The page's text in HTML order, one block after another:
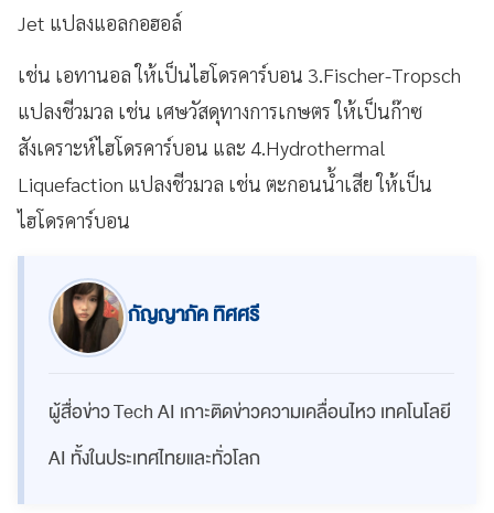
Jet แปลงแอลกอฮอล์
เช่น เอทานอล ให้เป็นไฮโดรคาร์บอน 3.Fischer-Tropsch
แปลงชีวมวล เช่น เศษวัสดุทางการเกษตร ให้เป็นก๊าซ
สังเคราะห์ไฮโดรคาร์บอน และ 4.Hydrothermal
Liquefaction แปลงชีวมวล เช่น ตะกอนน้ำเสีย ให้เป็น
ไฮโดรคาร์บอน
กัญญาภัค ทิศศรี
ผู้สื่อข่าว Tech AI เกาะติดข่าวความเคลื่อนไหว เทคโนโลยี
AI ทั้งในประเทศไทยและทั่วโลก